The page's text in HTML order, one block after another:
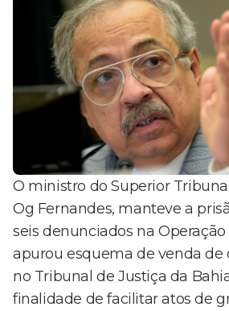
O ministro do Superior
Og Fernandes, manteve a
seis denunciados na
apurou esquema de venda de
no Tribunal de Justiça da
finalidade de facilitar atos de